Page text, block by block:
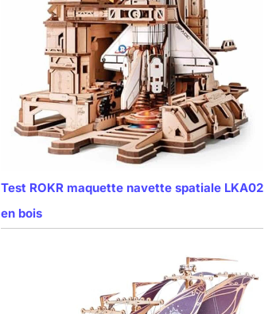
Test ROKR maquette navette spatiale LKA02
en bois